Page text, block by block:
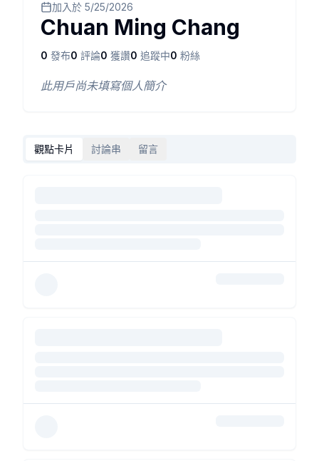
加入於 5/25/2026
Chuan Ming Chang
0 發布0 評論0 獲讚0 追蹤中0 粉絲
此用戶尚未填寫個人簡介
觀點卡片 討論串 留言